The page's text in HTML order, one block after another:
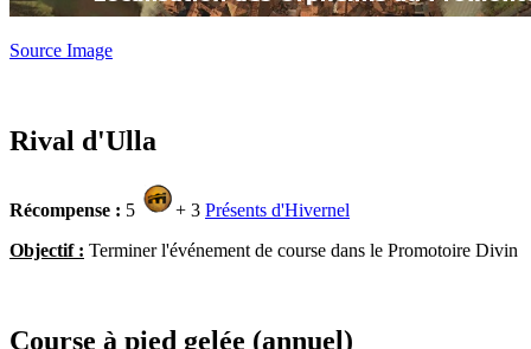
Source Image
Rival d'Ulla
Récompense : 5 + 3 Présents d'Hivernel
Objectif : Terminer l'événement de course dans le Promotoire Divin
Course à pied gelée (annuel)